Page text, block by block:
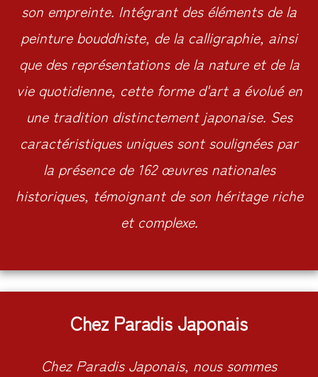
son empreinte. Intégrant des éléments de la
peinture bouddhiste, de la calligraphie, ainsi
que des représentations de la nature et de la
vie quotidienne, cette forme d'art a évolué en
une tradition distinctement japonaise. Ses
caractéristiques uniques sont soulignées par
la présence de 162 œuvres nationales
historiques, témoignant de son héritage riche
et complexe.
Chez Paradis Japonais
Chez Paradis Japonais, nous sommes